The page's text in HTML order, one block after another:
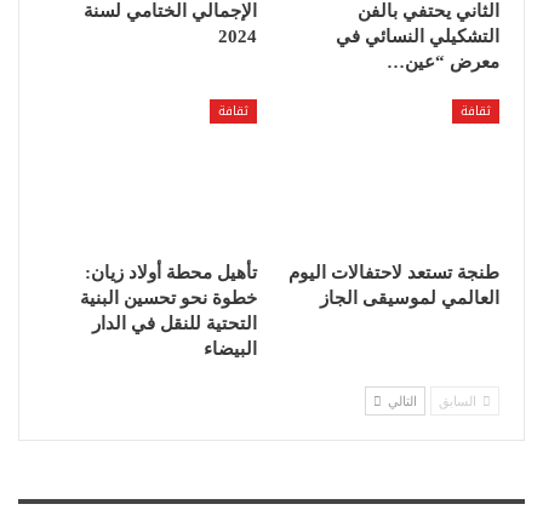
الثاني يحتفي بالفن
التشكيلي النسائي في
معرض “عين…
الإجمالي الختامي لسنة
2024
ثقافة
طنجة تستعد لاحتفالات اليوم
العالمي لموسيقى الجاز
ثقافة
تأهيل محطة أولاد زيان:
خطوة نحو تحسين البنية
التحتية للنقل في الدار
البيضاء
السابق التالي